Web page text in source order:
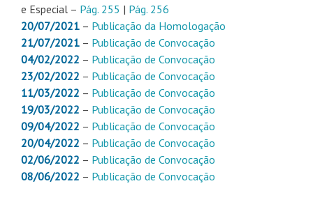
e Especial – Pág. 255 | Pág. 256
20/07/2021 – Publicação da Homologação
21/07/2021 – Publicação de Convocação
04/02/2022 – Publicação de Convocação
23/02/2022 – Publicação de Convocação
11/03/2022 – Publicação de Convocação
19/03/2022 – Publicação de Convocação
09/04/2022 – Publicação de Convocação
20/04/2022 – Publicação de Convocação
02/06/2022 – Publicação de Convocação
08/06/2022 – Publicação de Convocação